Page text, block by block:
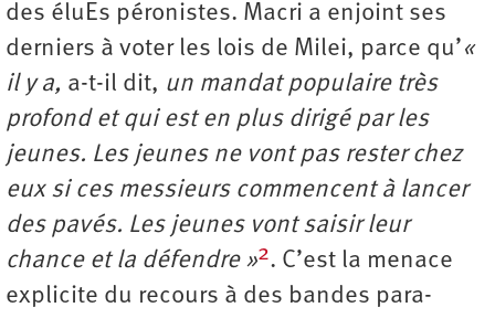
des éluEs péronistes. Macri a enjoint ses
derniers à voter les lois de Milei, parce qu’«
il y a, a-t-il dit, un mandat populaire très
profond et qui est en plus dirigé par les
jeunes. Les jeunes ne vont pas rester chez
eux si ces messieurs commencent à lancer
des pavés. Les jeunes vont saisir leur
chance et la défendre »2. C’est la menace
explicite du recours à des bandes para-